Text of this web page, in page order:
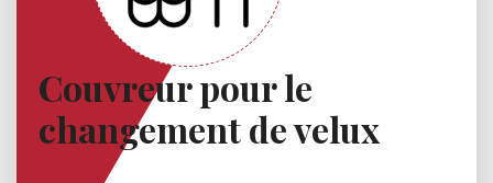
Couvreur pour le
changement de velux